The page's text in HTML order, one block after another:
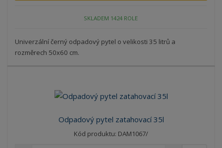
SKLADEM 1424 ROLE
Univerzální černý odpadový pytel o velikosti 35 litrů a
rozměrech 50x60 cm.
Odpadový pytel zatahovací 35l
Kód produktu: DAM1067/